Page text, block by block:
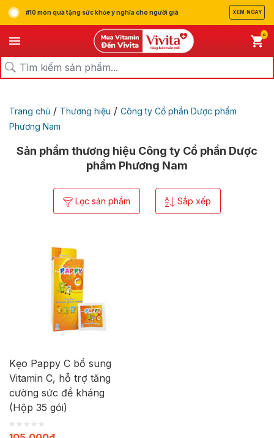
#10 món quà tặng sức khỏe ý nghĩa cho người già XEM NGAY
0
Trang chủ / Thương hiệu / Công ty Cổ phần Dược phẩm
Phương Nam
Sản phẩm thương hiệu Công ty Cổ phần Dược
phẩm Phương Nam
Lọc sản phẩm Sắp xếp
Kẹo Pappy C bổ sung
Vitamin C, hỗ trợ tăng
cường sức đề kháng
(Hộp 35 gói)